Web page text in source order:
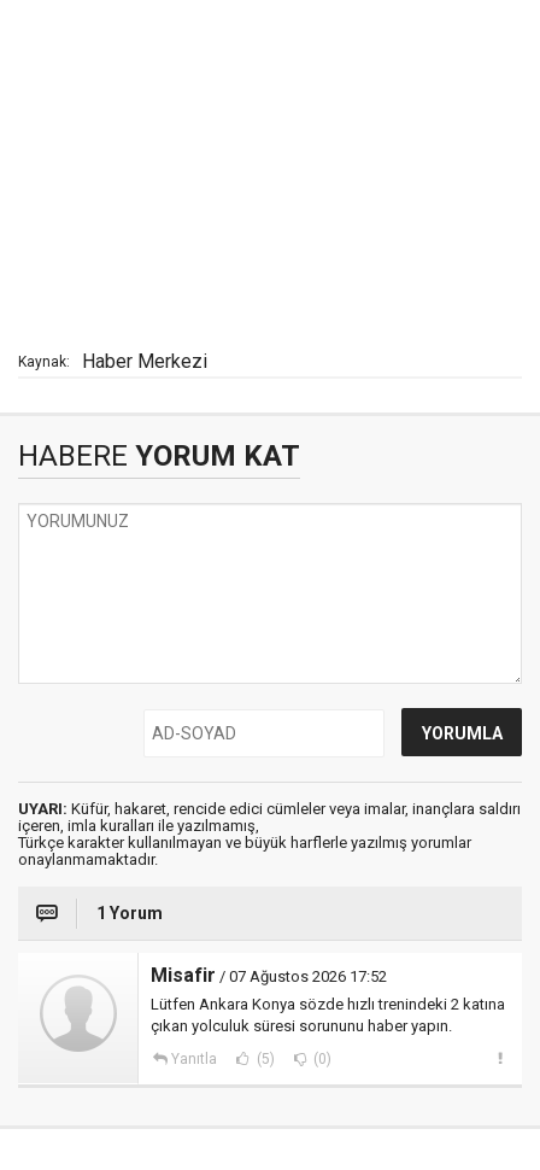
Kaynak: Haber Merkezi
HABERE YORUM KAT
UYARI: Küfür, hakaret, rencide edici cümleler veya imalar, inançlara saldırı
içeren, imla kuralları ile yazılmamış,
Türkçe karakter kullanılmayan ve büyük harflerle yazılmış yorumlar
onaylanmamaktadır.
1 Yorum
Misafir / 07 Ağustos 2026 17:52
Lütfen Ankara Konya sözde hızlı trenindeki 2 katına
çıkan yolculuk süresi sorununu haber yapın.
Yanıtla (5) (0)